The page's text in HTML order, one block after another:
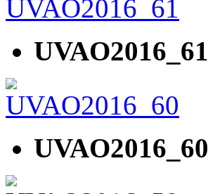
UVAO2016_61
UVAO2016_60